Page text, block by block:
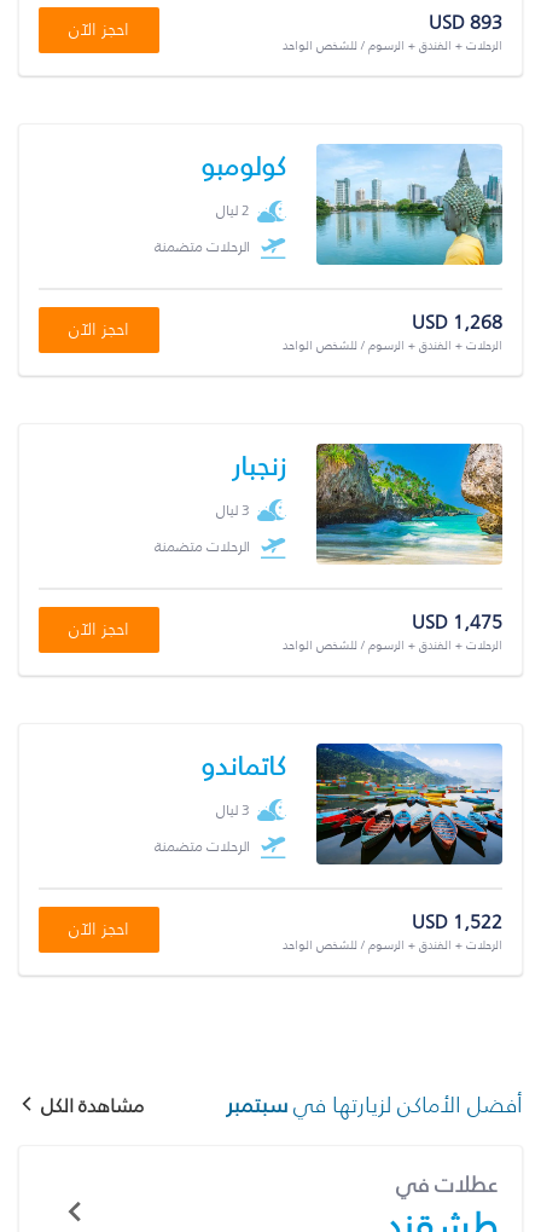
USD 893
الرحلات + الفندق + الرسوم / للشخص الواحد
احجز الآن
كولومبو
2 ليال
الرحلات متضمنة
USD 1,268
الرحلات + الفندق + الرسوم / للشخص الواحد
احجز الآن
زنجبار
3 ليال
الرحلات متضمنة
USD 1,475
الرحلات + الفندق + الرسوم / للشخص الواحد
احجز الآن
كاتماندو
3 ليال
الرحلات متضمنة
USD 1,522
الرحلات + الفندق + الرسوم / للشخص الواحد
احجز الآن
أفضل الأماكن لزيارتها فيسبتمبر مشاهدة الكل
عطلات في